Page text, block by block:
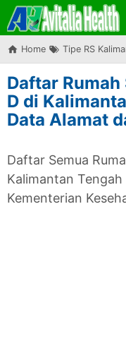
Home Tipe RS
Daftar Rumah
D di
Data Alamat
Daftar Semua
Kalimantan
Kementerian